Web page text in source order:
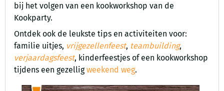
bij het volgen van een kookworkshop van de
Kookparty.
Ontdek ook de leukste tips en activiteiten voor:
familie uitjes, vrijgezellenfeest, teambuilding,
verjaardagsfeest, kinderfeestjes of een kookworkshop
tijdens een gezelligweekend weg.